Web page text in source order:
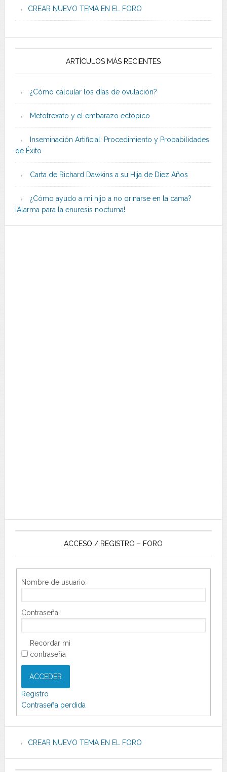
CREAR NUEVO TEMA EN EL FORO
ARTÍCULOS MÁS RECIENTES
¿Cómo calcular los días de ovulación?
Metotrexato y el embarazo ectópico
Inseminación Artificial: Procedimiento y Probabilidades
de Éxito
Carta de Richard Dawkins a su Hija de Diez Años
¿Cómo ayudo a mi hijo a no orinarse en la cama?
¡Alarma para la enuresis nocturna!
ACCESO / REGISTRO – FORO
Nombre de usuario:
Contraseña:
Recordar mi
contraseña
ACCEDER
Registro
Contraseña perdida
CREAR NUEVO TEMA EN EL FORO